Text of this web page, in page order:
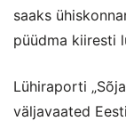
saaks
püüdma kiiresti
Lühiraporti
väljavaated